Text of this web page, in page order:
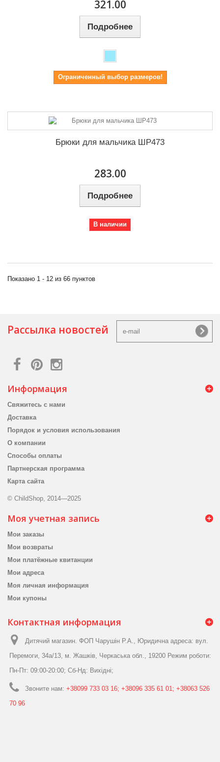
321.00
Подробнее
Ограниченный выбор размеров!
Брюки для мальчика ШР473
283.00
Подробнее
В наличии
Показано 1 - 12 из 66 пунктов
Рассылка новостей
Информация
Свяжитесь с нами
Доставка
Порядок и условия использования
О компании
Способы оплаты
Партнерская программа
Карта сайта
© ChildShop, 2014—2025
Моя учетная запись
Мои заказы
Мои возвраты
Мои платёжные квитанции
Мои адреса
Моя личная информация
Мои купоны
Контактная информация
Дитячий магазин. ФОП Чарушін Р.А., Юридична адреса: вул.
Перемоги, 34а/13, м. Жашків, Черкаська обл., 19200 Режим роботи:
Пн-Пт: 09:00-20:00; Сб-Нд: Вихідні;
Звоните нам: +38099 733 03 16; +38096 335 61 01; +38063 526
70 96